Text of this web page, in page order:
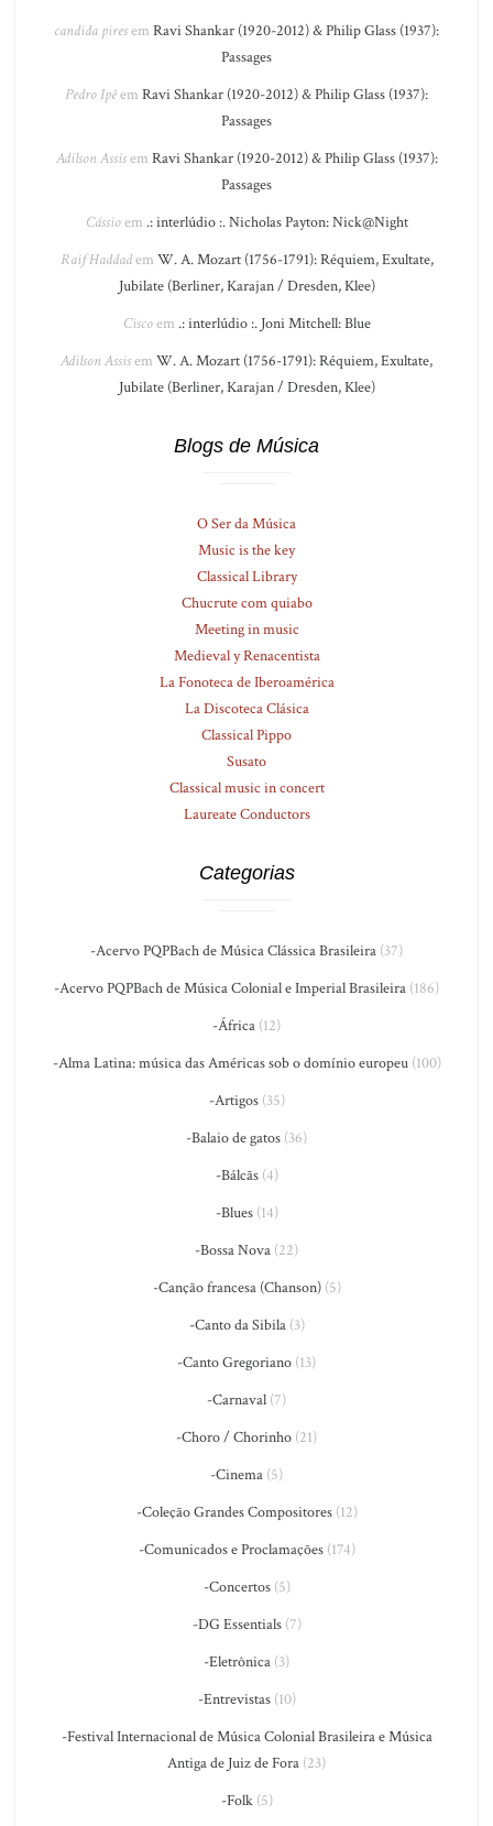
candida piresem Ravi Shankar (1920-2012) & Philip Glass (1937):
Passages
Pedro Ipêem Ravi Shankar (1920-2012) & Philip Glass (1937):
Passages
Adilson Assisem Ravi Shankar (1920-2012) & Philip Glass (1937):
Passages
Cássioem .: interlúdio :. Nicholas Payton: Nick@Night
Raif Haddadem W. A. Mozart (1756-1791): Réquiem, Exultate,
Jubilate (Berliner, Karajan / Dresden, Klee)
Ciscoem .: interlúdio :. Joni Mitchell: Blue
Adilson Assisem W. A. Mozart (1756-1791): Réquiem, Exultate,
Jubilate (Berliner, Karajan / Dresden, Klee)
Blogs de Música
O Ser da Música
Music is the key
Classical Library
Chucrute com quiabo
Meeting in music
Medieval y Renacentista
La Fonoteca de Iberoamérica
La Discoteca Clásica
Classical Pippo
Susato
Classical music in concert
Laureate Conductors
Categorias
-Acervo PQPBach de Música Clássica Brasileira (37)
-Acervo PQPBach de Música Colonial e Imperial Brasileira (186)
-África (12)
-Alma Latina: música das Américas sob o domínio europeu(100)
-Artigos(35)
-Balaio de gatos (36)
-Bálcãs(4)
-Blues(14)
-Bossa Nova (22)
-Canção francesa (Chanson)(5)
-Canto da Sibila(3)
-Canto Gregoriano (13)
-Carnaval (7)
-Choro / Chorinho (21)
-Cinema (5)
-Coleção Grandes Compositores(12)
-Comunicados e Proclamações(174)
-Concertos(5)
-DG Essentials(7)
-Eletrônica (3)
-Entrevistas(10)
-Festival Internacional de Música Colonial Brasileira e Música
Antiga de Juiz de Fora (23)
-Folk(5)